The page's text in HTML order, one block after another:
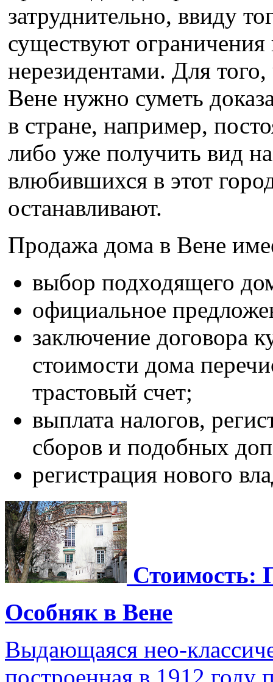
затруднительно, ввиду
существуют
нерезидентами. Для
Вене нужно суметь
в стране, например,
либо уже получить вид
влюбившихся в этот
останавливают.
Продажа дома в Вене
выбор подходящего
официальное
заключение договора
стоимости дома
трастовый счет;
выплата налогов,
сборов и подобных
регистрация нового
Стоимость:
Особняк в Вене
Выдающаяся нео-